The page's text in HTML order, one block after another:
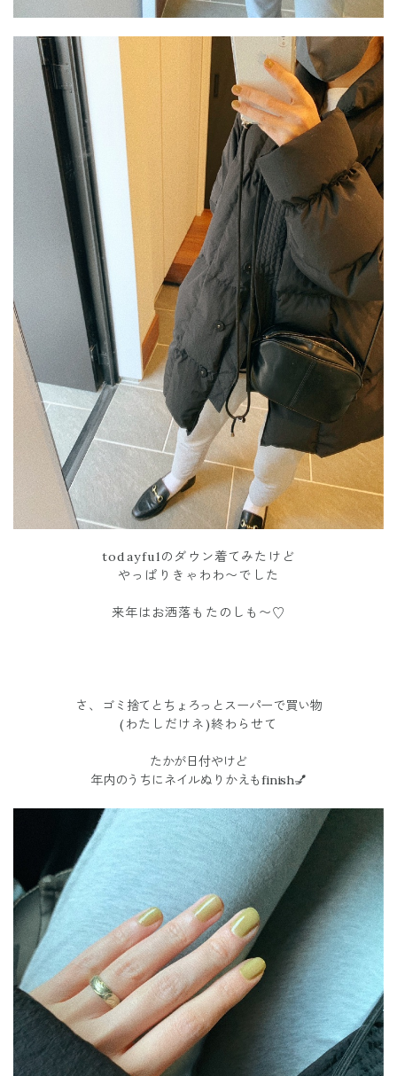
todayfulのダウン着てみたけど
やっぱりきゃわわ〜でした
来年はお洒落もたのしも〜♡
さ、
ゴミ捨てとちょろっとスーパーで買い物
(わたしだけネ)終わらせて
たかが日付やけど
年内のうちにネイルぬりかえもfinish💅